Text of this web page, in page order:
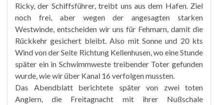
Ricky, der Schiffsführer, treibt uns aus dem Hafen. Ziel
noch frei, aber wegen der angesagten starken
Westwinde, entscheiden wir uns für Fehmarn, damit die
Rückkehr gesichert bleibt. Also mit Sonne und 20 kts
Wind von der Seite Richtung Kellenhusen, wo eine Stunde
später ein in Schwimmweste treibender Toter gefunden
wurde, wie wir über Kanal 16 verfolgen mussten.
Das Abendblatt berichtete später von zwei toten
Anglern, die Freitagnacht mit ihrer Nußschale